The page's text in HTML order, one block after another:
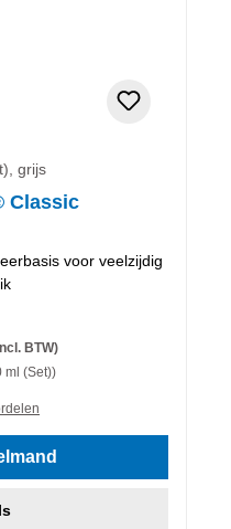
grijs
Classic
voor veelzijdig
BTW)
ml (Set))